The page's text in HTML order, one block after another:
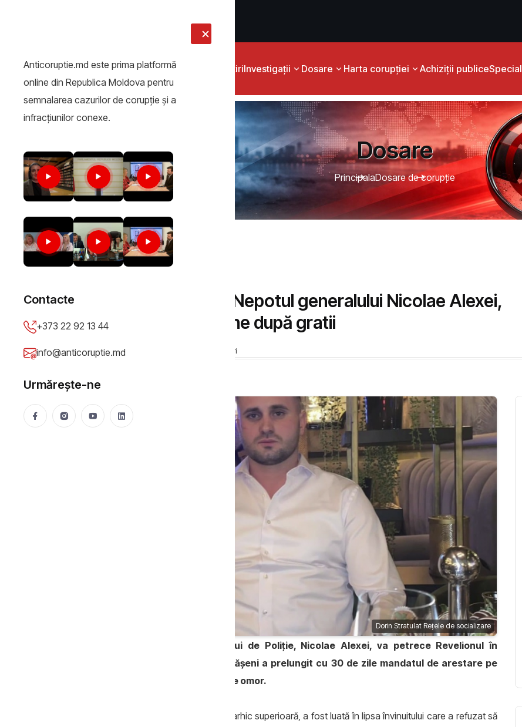
ȘtiriInvestigații Dosare Harta corupției Achiziții publiceSpecial
Anticoruptie.md este prima platformă
online din Republica Moldova pentru
semnalarea cazurilor de corupţie şi a
infracţiunilor conexe.
Contacte
+373 22 92 13 44
info@anticoruptie.md
Urmărește-ne
Dosare
PrincipalaDosare de corupție
Crima de la Zubrești: Nepotul generalului Nicolae Alexei,
Dorin Stratulat, rămâne după gratii
Anticoruptie.md 4994 vizualizări
Dorin Stratulat Reţele de socializare
Dorin Stratulat, nepotul generalului de Poliţie, Nicolae Alexei, va petrece Revelionul în
Penitenciarul nr.13. Judecătoria Străşeni a prelungit cu 30 de zile mandatul de arestare pe
numele lui Dorin Stratulat, învinuit de omor.
Decizia, cu drept de atac în instanţa ierarhic superioară, a fost luată în lipsa învinuitului care a refuzat să